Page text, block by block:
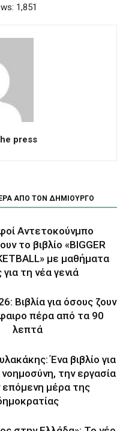
1,851
press
ΑΠΟ ΤΟΝ ΔΗΜΙΟΥΡΓΟ
Αντετοκούνμπο
το βιβλίο «BIGGER
με μαθήματα
τη νέα γενιά
Βιβλία για όσους ζουν
πέρα από τα 90
λεπτά
Ένα βιβλίο για
την εργασία
επόμενη μέρα της